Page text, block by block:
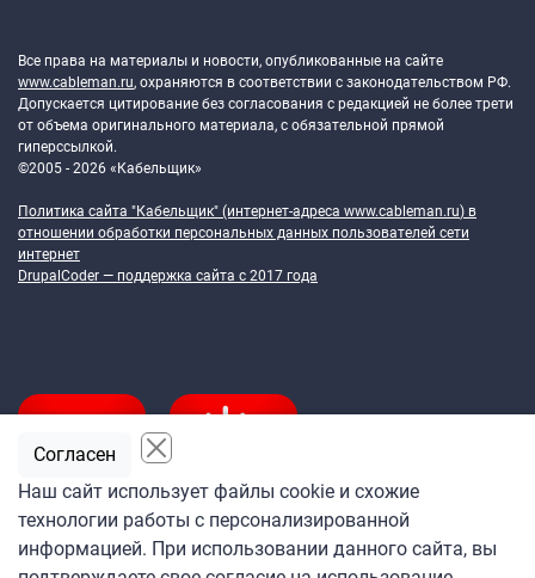
Все права на материалы и новости, опубликованные на сайте
www.cableman.ru, охраняются в соответствии с законодательством РФ.
Допускается цитирование без согласования с редакцией не более трети
от объема оригинального материала, с обязательной прямой
гиперссылкой.
©2005 - 2026 «Кабельщик»
Политика сайта "Кабельщик" (интернет-адреса www.cableman.ru) в
отношении обработки персональных данных пользователей сети
интернет
DrupalCoder — поддержка сайта c 2017 года
Подпишитесь
на ежедневную рассылку
Наш сайт использует файлы cookie и схожие
технологии работы с персонализированной
информацией. При использовании данного сайта, вы
Согласен